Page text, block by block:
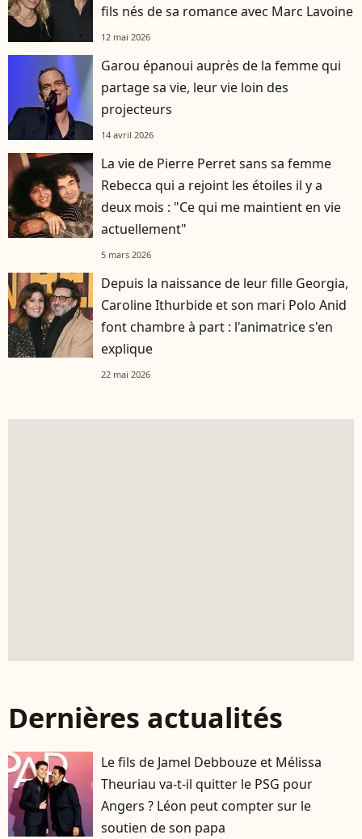
fils nés de sa romance avec Marc Lavoine
12 mai 2026
Garou épanoui auprès de la femme qui
partage sa vie, leur vie loin des
projecteurs
14 avril 2026
La vie de Pierre Perret sans sa femme
Rebecca qui a rejoint les étoiles il y a
deux mois : "Ce qui me maintient en vie
actuellement"
5 mars 2026
Depuis la naissance de leur fille Georgia,
Caroline Ithurbide et son mari Polo Anid
font chambre à part : l'animatrice s'en
explique
22 mai 2026
Dernières actualités
Le fils de Jamel Debbouze et Mélissa
Theuriau va-t-il quitter le PSG pour
Angers ? Léon peut compter sur le
soutien de son papa